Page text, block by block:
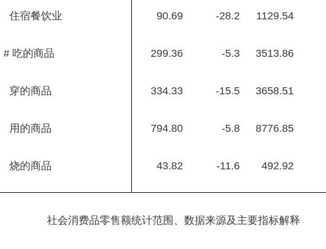
住宿餐饮业 90.69 -28.2 1129.54
# 吃的商品 299.36 -5.3 3513.86
穿的商品 334.33 -15.5 3658.51
用的商品 794.80 -5.8 8776.85
烧的商品 43.82 -11.6 492.92
社会消费品零售额统计范围、数据来源及主要指标解释